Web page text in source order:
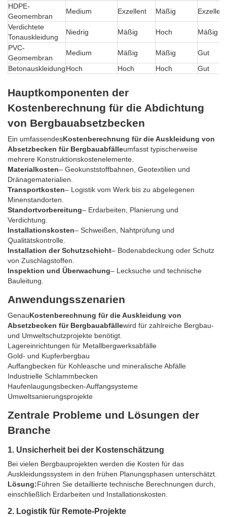
HDPE-
Geomembran
Medium Exzellent Mäßig
Exzellent
Verdichtete
Tonauskleidung
Niedrig Mäßig Hoch
Mäßig
PVC-
Geomembran
Medium Mäßig Mäßig
Gut
BetonauskleidungHoch Hoch Hoch Gut
Hauptkomponenten der
Kostenberechnung für die Abdichtung
von Bergbauabsetzbecken
Ein umfassendesKostenberechnung für die Auskleidung von
Absetzbecken für Bergbauabfälleumfasst typischerweise
mehrere Konstruktionskostenelemente.
Materialkosten– Geokunststoffbahnen, Geotextilien und
Dränagematerialien.
Transportkosten– Logistik vom Werk bis zu abgelegenen
Minenstandorten.
Standortvorbereitung– Erdarbeiten, Planierung und
Verdichtung.
Installationskosten– Schweißen, Nahtprüfung und
Qualitätskontrolle.
Installation der Schutzschicht– Bodenabdeckung oder Schutz
von Zuschlagstoffen.
Inspektion und Überwachung– Lecksuche und technische
Bauleitung.
Anwendungsszenarien
GenauKostenberechnung für die Auskleidung von
Absetzbecken für Bergbauabfällewird für zahlreiche Bergbau-
und Umweltschutzprojekte benötigt.
Lagereinrichtungen für Metallbergwerksabfälle
Gold- und Kupferbergbau
Auffangbecken für Kohleasche und mineralische Abfälle
Industrielle Schlammbecken
Haufenlaugungsbecken-Auffangsysteme
Umweltsanierungsprojekte
Zentrale Probleme und Lösungen der
Branche
1. Unsicherheit bei der Kostenschätzung
Bei vielen Bergbauprojekten werden die Kosten für das
Auskleidungssystem in den frühen Planungsphasen unterschätzt.
Lösung:Führen Sie detaillierte technische Berechnungen durch,
einschließlich Erdarbeiten und Installationskosten.
2. Logistik für Remote-Projekte